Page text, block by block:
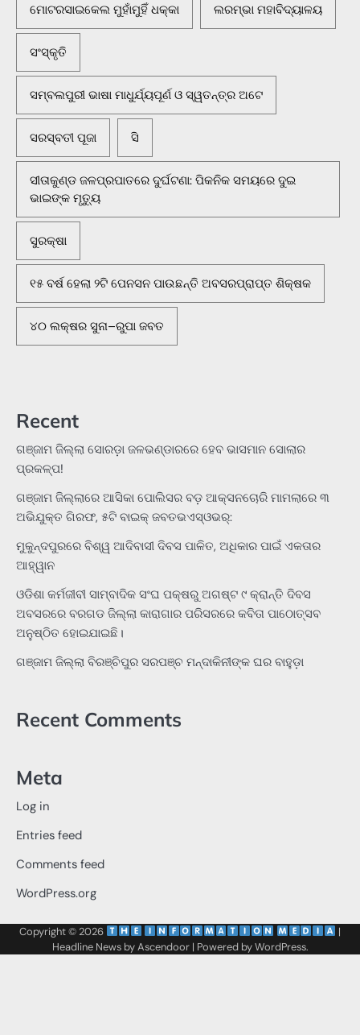
ମୋଟରସାଇକେଲ ମୁହାଁମୁହିଁ ଧକ୍କା ଲରମ୍ଭା ମହାବିଦ୍ୟାଳୟ
ସଂସ୍କୃତି
ସମ୍ବଲପୁରୀ ଭାଷା ମାଧୁର୍ଯ୍ୟପୂର୍ଣ ଓ ସ୍ୱତନ୍ତ୍ର ଅଟେ
ସରସ୍ବତୀ ପୂଜା ସି
ସୀତାକୁଣ୍ଡ ଜଳପ୍ରପାତରେ ଦୁର୍ଘଟଣା: ପିକନିକ ସମୟରେ ଦୁଇ
ଭାଇଙ୍କ ମୃତ୍ୟୁ
ସୁରକ୍ଷା
୧୫ ବର୍ଷ ହେଲା ୨ଟି ପେନସନ ପାଉଛନ୍ତି ଅବସରପ୍ରାପ୍ତ ଶିକ୍ଷକ
୪୦ ଲକ୍ଷର ସୁନା–ରୁପା ଜବତ
Recent
ଗଞ୍ଜାମ ଜିଲ୍ଲା ସୋରଡ଼ା ଜଳଭଣ୍ଡାରରେ ହେବ ଭାସମାନ ସୋଲାର
ପ୍ରକଳ୍ପ!
ଗଞ୍ଜାମ ଜିଲ୍ଲାରେ ଆସିକା ପୋଲିସର ବଡ଼ ଆକ୍ସନଚୋରି ମାମଲାରେ ୩
ଅଭିଯୁକ୍ତ ଗିରଫ, ୫ଟି ବାଇକ୍ ଜବତଭଏସ୍‌ଓଭର୍:
ମୁକୁନ୍ଦପୁରରେ ବିଶ୍ୱ ଆଦିବାସୀ ଦିବସ ପାଳିତ, ଅଧିକାର ପାଇଁ ଏକତାର
ଆହ୍ୱାନ
ଓଡିଶା କର୍ମଜୀବୀ ସାମ୍ବାଦିକ ସଂଘ ପକ୍ଷରୁ ଅଗଷ୍ଟ ୯ କ୍ରାନ୍ତି ଦିବସ
ଅବସରରେ ବରଗଡ ଜିଲ୍ଲା କାରାଗାର ପରିସରରେ କବିତା ପାଠୋତ୍ସବ
ଅନୁଷ୍ଠିତ ହୋଇଯାଇଛି।
ଗଞ୍ଜାମ ଜିଲ୍ଲା ବିରଞ୍ଚିପୁର ସରପଞ୍ଚ ମନ୍ଦାକିନୀଙ୍କ ଘର ବାହୁଡ଼ା
Recent Comments
Meta
Log in
Entries feed
Comments feed
WordPress.org
Copyright © 2026
|
Headline News byAscendoor| Powered byWordPress.